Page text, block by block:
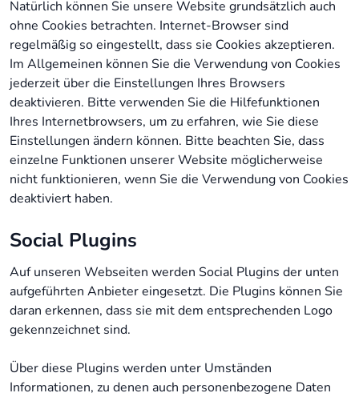
Natürlich können Sie unsere Website grundsätzlich auch
ohne Cookies betrachten. Internet-Browser sind
regelmäßig so eingestellt, dass sie Cookies akzeptieren.
Im Allgemeinen können Sie die Verwendung von Cookies
jederzeit über die Einstellungen Ihres Browsers
deaktivieren. Bitte verwenden Sie die Hilfefunktionen
Ihres Internetbrowsers, um zu erfahren, wie Sie diese
Einstellungen ändern können. Bitte beachten Sie, dass
einzelne Funktionen unserer Website möglicherweise
nicht funktionieren, wenn Sie die Verwendung von Cookies
deaktiviert haben.
Social Plugins
Auf unseren Webseiten werden Social Plugins der unten
aufgeführten Anbieter eingesetzt. Die Plugins können Sie
daran erkennen, dass sie mit dem entsprechenden Logo
gekennzeichnet sind.
Über diese Plugins werden unter Umständen
Informationen, zu denen auch personenbezogene Daten